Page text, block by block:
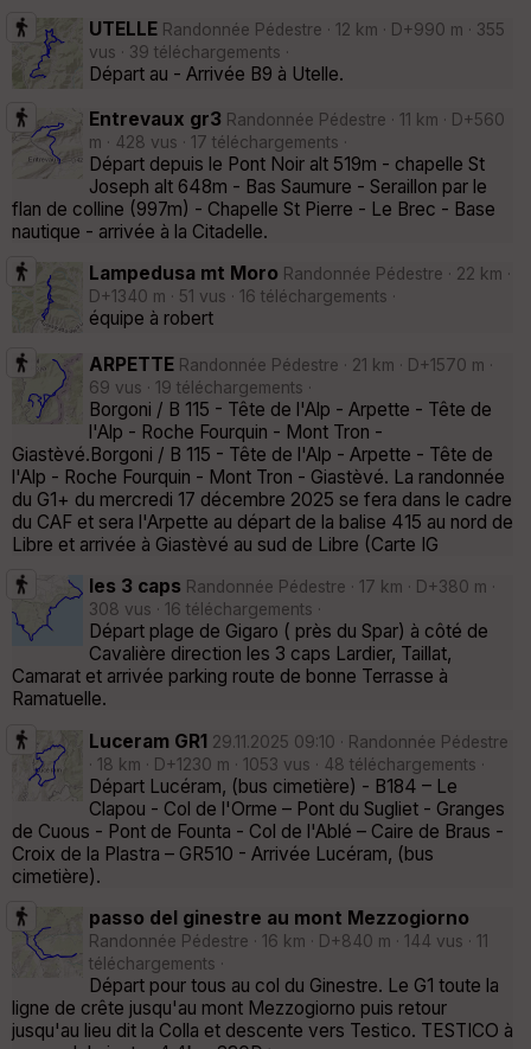
UTELLE Randonnée Pédestre · 12 km · D+990 m · 355
vus · 39 téléchargements ·
Départ au - Arrivée B9 à Utelle.
Entrevaux gr3 Randonnée Pédestre · 11 km · D+560
m · 428 vus · 17 téléchargements ·
Départ depuis le Pont Noir alt 519m - chapelle St
Joseph alt 648m - Bas Saumure - Seraillon par le
flan de colline (997m) - Chapelle St Pierre - Le Brec - Base
nautique - arrivée à la Citadelle.
Lampedusa mt Moro Randonnée Pédestre · 22 km ·
D+1340 m · 51 vus · 16 téléchargements ·
équipe à robert
ARPETTE Randonnée Pédestre · 21 km · D+1570 m ·
69 vus · 19 téléchargements ·
Borgoni / B 115 - Tête de l'Alp - Arpette - Tête de
l'Alp - Roche Fourquin - Mont Tron -
Giastèvé.Borgoni / B 115 - Tête de l'Alp - Arpette - Tête de
l'Alp - Roche Fourquin - Mont Tron - Giastèvé. La randonnée
du G1+ du mercredi 17 décembre 2025 se fera dans le cadre
du CAF et sera l'Arpette au départ de la balise 415 au nord de
Libre et arrivée à Giastèvé au sud de Libre (Carte IG
les 3 caps Randonnée Pédestre · 17 km · D+380 m ·
308 vus · 16 téléchargements ·
Départ plage de Gigaro ( près du Spar) à côté de
Cavalière direction les 3 caps Lardier, Taillat,
Camarat et arrivée parking route de bonne Terrasse à
Ramatuelle.
Luceram GR1 29.11.2025 09:10 · Randonnée Pédestre
· 18 km · D+1230 m · 1053 vus · 48 téléchargements ·
Départ Lucéram, (bus cimetière) - B184 – Le
Clapou - Col de l'Orme – Pont du Sugliet - Granges
de Cuous - Pont de Founta - Col de l'Ablé – Caire de Braus -
Croix de la Plastra – GR510 - Arrivée Lucéram, (bus
cimetière).
passo del ginestre au mont Mezzogiorno
Randonnée Pédestre · 16 km · D+840 m · 144 vus · 11
téléchargements ·
Départ pour tous au col du Ginestre. Le G1 toute la
ligne de crête jusqu'au mont Mezzogiorno puis retour
jusqu'au lieu dit la Colla et descente vers Testico. TESTICO à